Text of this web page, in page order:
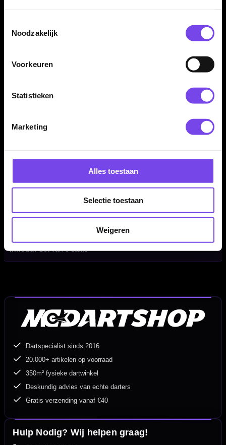
Noodzakelijk
Voorkeuren
Statistieken
Marketing
Alles toestaan
Selectie toestaan
Weigeren
✓ Past op vrijwel iedere normale dartshaft
Standaard 6 / Standard No.6 / Small Standard
Flight Materiaal:
Flight Merk:Shot Darts
Dart flights
Dartspeler:Geen
Gnarly Smasha
Artikelcode:
Steeltip en softtip dartpijlen met normale shafts
Inhoud:Set van 3 stuks
Dartspecialist sinds 2016
20.000+ artikelen op voorraad
350m² fysieke dartwinkel
Deskundig advies van echte darters
Gratis verzending vanaf €40
Hulp Nodig? Wij helpen graag!